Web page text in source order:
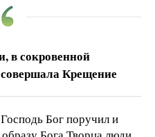
в сокровенной
Крещение
Бог поручил и